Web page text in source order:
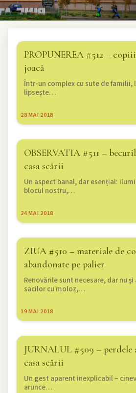
PROPUNEREA #512 –
joacă
28MAI 2018
Într-un complex cu sute de familii,
lipsește…
OBSERVATIA #511 –
casa scării
24MAI 2018
Un aspect banal, dar esențial:
blocul nostru,…
ZIUA #510 – materiale de
abandonate pe palier
19MAI 2018
Renovările sunt necesare, dar nu
sacilor cu moloz,…
JURNALUL #509 – perdele
casa scării
Un gest aparent inexplicabil –
arunce…